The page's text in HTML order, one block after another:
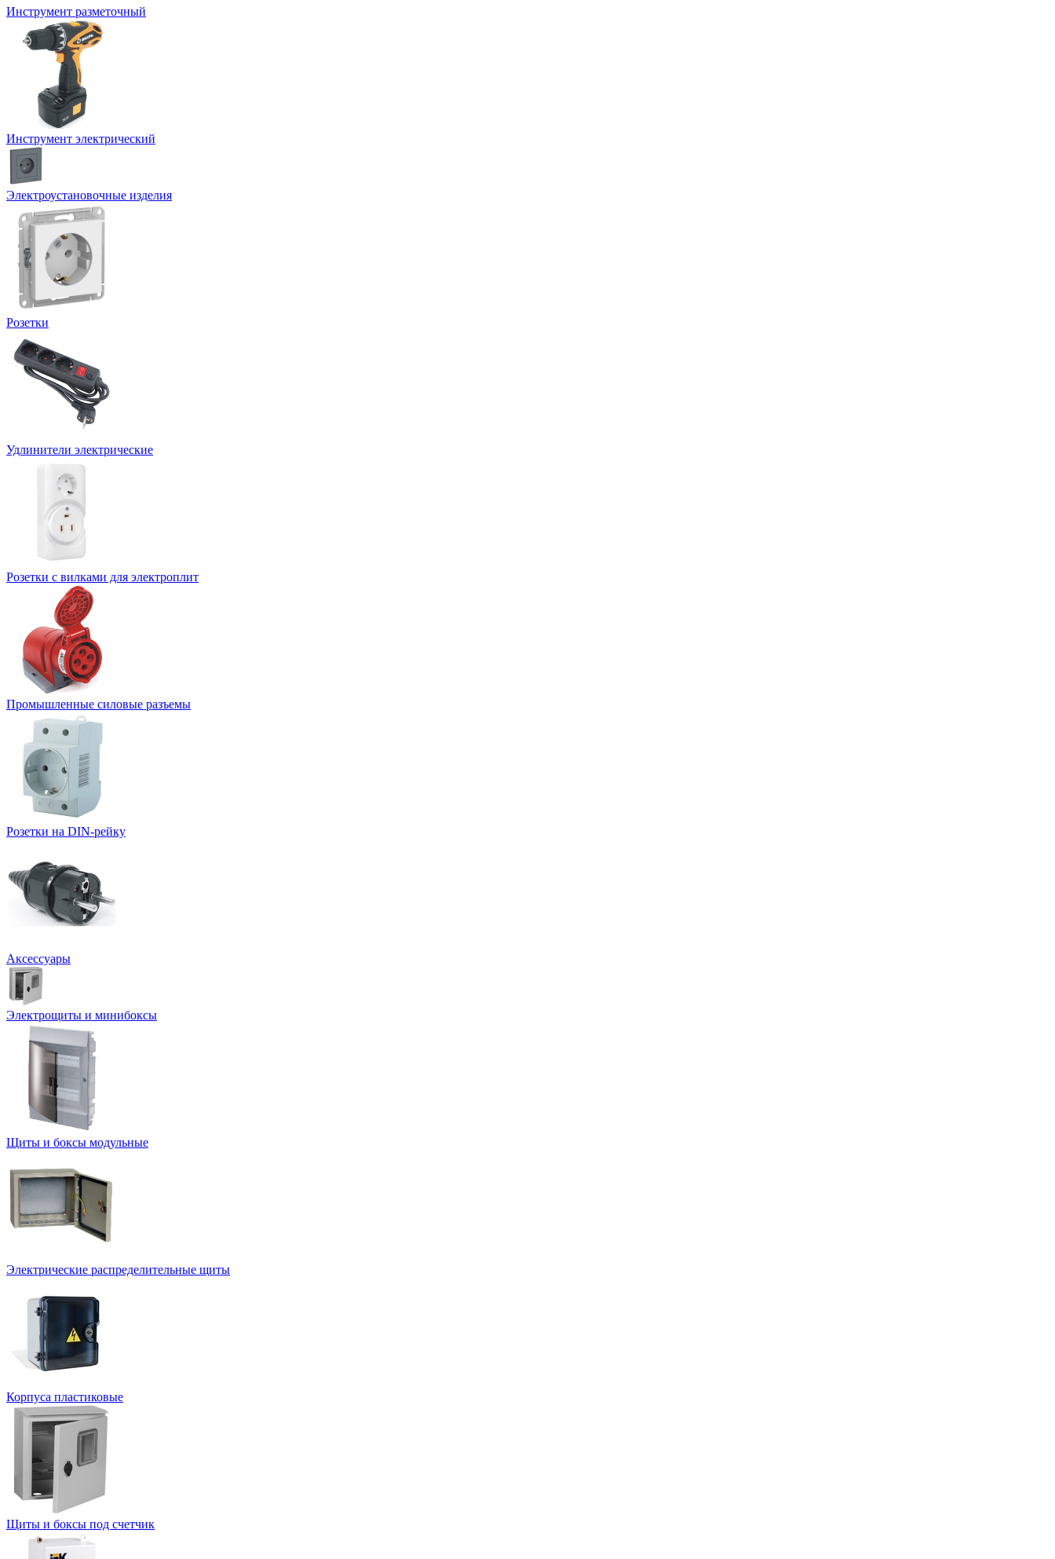
Инструмент разметочный
Инструмент электрический
Электроустановочные изделия
Розетки
Удлинители электрические
Розетки с вилками для электроплит
Промышленные силовые разъемы
Розетки на DIN-рейку
Аксессуары
Электрощиты и минибоксы
Щиты и боксы модульные
Электрические распределительные щиты
Корпуса пластиковые
Щиты и боксы под счетчик